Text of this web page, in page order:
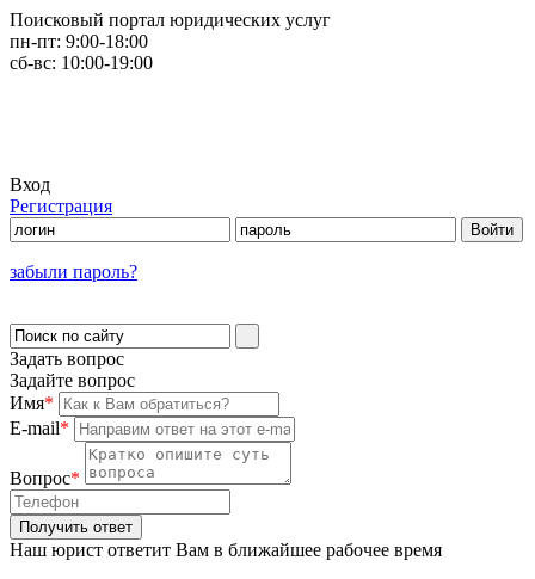
Поисковый портал юридических услуг
пн-пт: 9:00-18:00
сб-вс: 10:00-19:00
Вход
Регистрация
забыли пароль?
Задать вопрос
Задайте вопрос
Имя*
E-mail*
Вопрос*
Наш юрист ответит Вам в ближайшее рабочее время